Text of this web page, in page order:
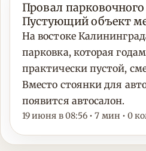
Провал парковочного
Пустующий объект
На востоке
парковка, которая
практически пустой,
Вместо стоянки для
появится автосалон.
19 июня в 08:56 • 7 мин • 0